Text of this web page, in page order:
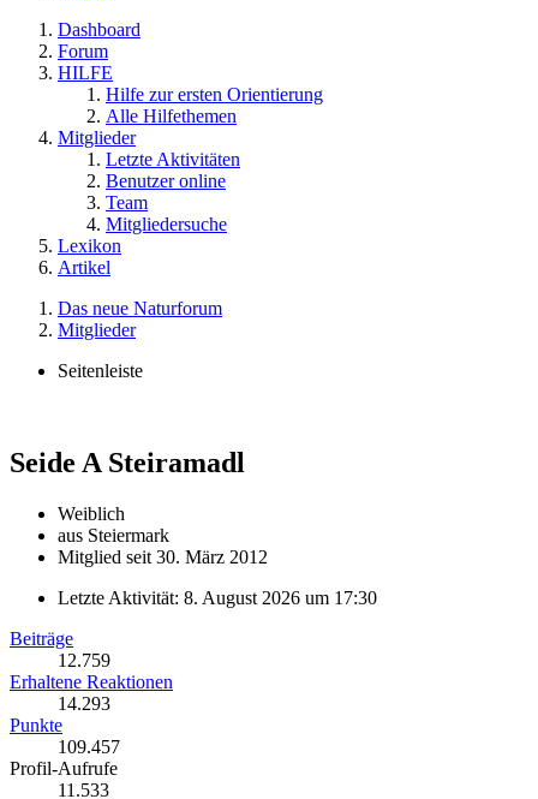
Dashboard
Forum
HILFE
Hilfe zur ersten Orientierung
Alle Hilfethemen
Mitglieder
Letzte Aktivitäten
Benutzer online
Team
Mitgliedersuche
Lexikon
Artikel
Das neue Naturforum
Mitglieder
Seitenleiste
Seide A Steiramadl
Weiblich
aus Steiermark
Mitglied seit 30. März 2012
Letzte Aktivität: 8. August 2026 um 17:30
Beiträge
12.759
Erhaltene Reaktionen
14.293
Punkte
109.457
Profil-Aufrufe
11.533